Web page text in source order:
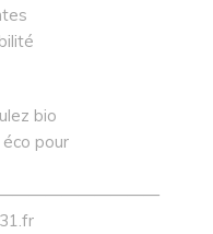
bio
pour